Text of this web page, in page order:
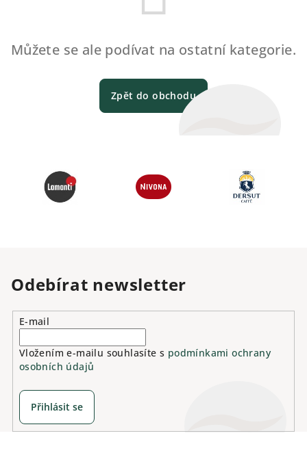
Můžete se ale podívat na ostatní kategorie.
Zpět do obchodu
Odebírat newsletter
E-mail
Vložením e-mailu souhlasíte s podmínkami ochrany
osobních údajů
Přihlásit se